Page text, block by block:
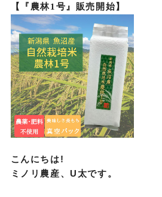
【『農林1号』販売開始】
こんにちは!
ミノリ農産、U太です。